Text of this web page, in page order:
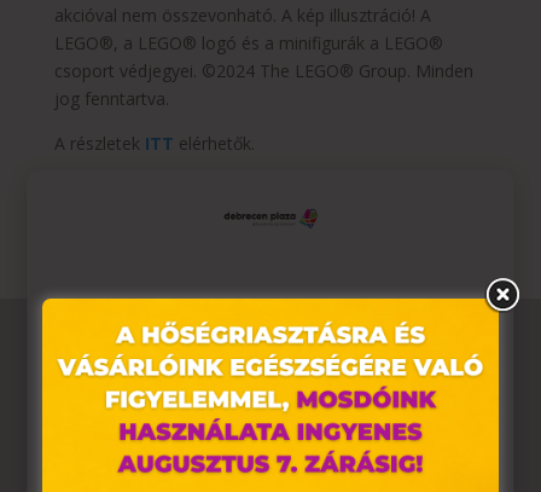
akcióval nem összevonható. A kép illusztráció! A
LEGO®, a LEGO® logó és a minifigurák a LEGO®
csoport védjegyei. ©2024 The LEGO® Group. Minden
jog fenntartva.
A részletek ITT elérhetők.
Ez az oldal sütiket használ
Weboldalunkon „cookie"-kat (továbbiakban „süti")
alkalmazunk. Ezek olyan fájlok, melyek információt
tárolnak webes böngészőjében. Ehhez az Ön
hozzájárulása szükséges.
A „sütiket" az elektronikus hírközlésről szóló 2003. évi C.